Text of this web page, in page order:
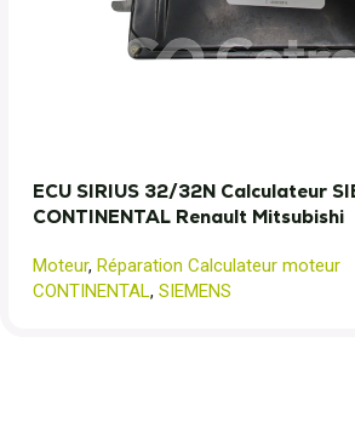
ECU SIRIUS 32/32N Calculateur
CONTINENTAL Renault Mitsubishi
Moteur, Réparation Calculateur moteur
CONTINENTAL, SIEMENS